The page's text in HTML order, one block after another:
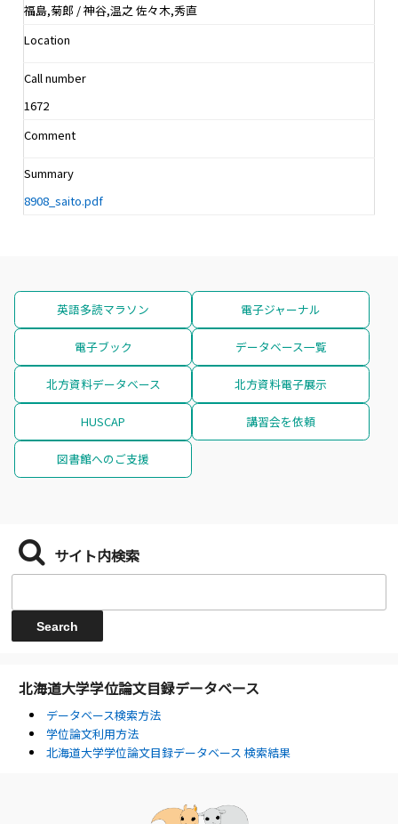
福島,菊郎 / 神谷,温之 佐々木,秀直
Location
Call number
1672
Comment
Summary
8908_saito.pdf
英語多読マラソン 電子ジャーナル
電子ブック データベース一覧
北方資料データベース 北方資料電子展示
HUSCAP 講習会を依頼
図書館へのご支援
サイト内検索
北海道大学学位論文目録データベース
データベース検索方法
学位論文利用方法
北海道大学学位論文目録データベース 検索結果